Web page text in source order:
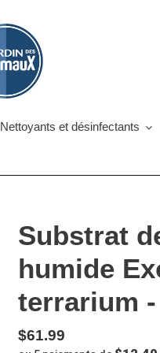
Nettoyants et désinfectants
Substrat
humide
terrarium -
Prix
$61.99